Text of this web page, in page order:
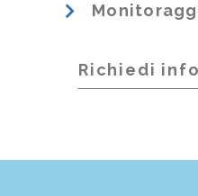
Richiedi